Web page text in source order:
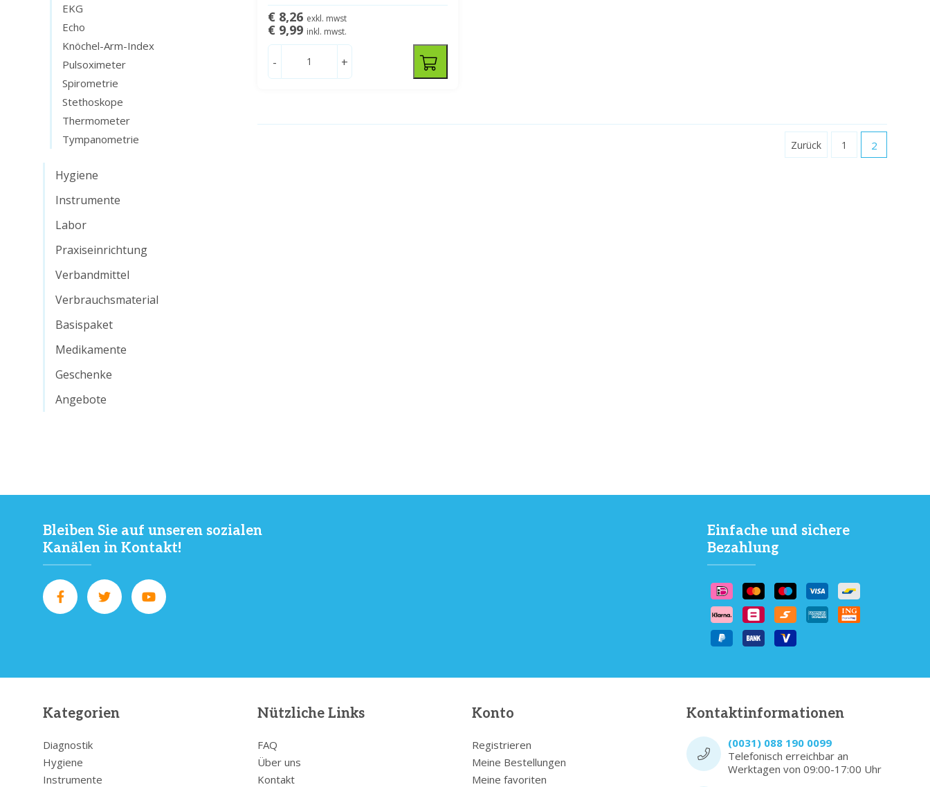
EKG
Echo
Knöchel-Arm-Index
Pulsoximeter
Spirometrie
Stethoskope
Thermometer
Tympanometrie
Hygiene
Instrumente
Labor
Praxiseinrichtung
Verbandmittel
Verbrauchsmaterial
Basispaket
Medikamente
Geschenke
Angebote
€ 8,26 exkl. mwst
€ 9,99 inkl. mwst.
- +
Zurück 1 2
Bleiben Sie auf unseren sozialen
Kanälen in Kontakt!
Einfache und sichere
Bezahlung
Kategorien
Diagnostik
Hygiene
Instrumente
Nützliche Links
FAQ
Über uns
Kontakt
Konto
Registrieren
Meine Bestellungen
Meine favoriten
Kontaktinformationen
(0031) 088 190 0099
Telefonisch erreichbar an
Werktagen von 09:00-17:00 Uhr